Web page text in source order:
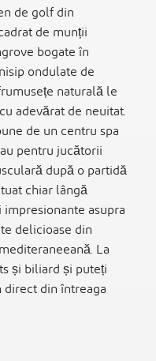
de golf din
de munții
bogate în
ondulate de
naturală le
adevărat de neuitat.
de un centru spa
pentru jucătorii
după o partidă
chiar lângă
asupra
delicioase din
La
și biliard și puteți
din întreaga